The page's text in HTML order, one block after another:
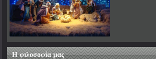
Η φιλοσοφία μας